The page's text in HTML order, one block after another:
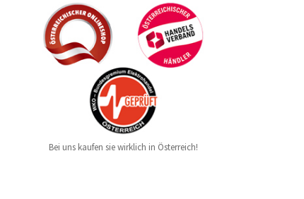
Bei uns kaufen sie wirklich in Österreich!